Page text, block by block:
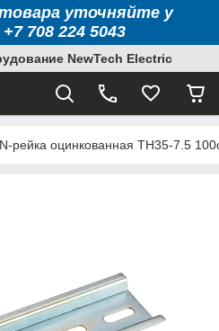
уточняйте у
708 224 5043
NewTech Electric
рейка оцинкованная TH35-7.5